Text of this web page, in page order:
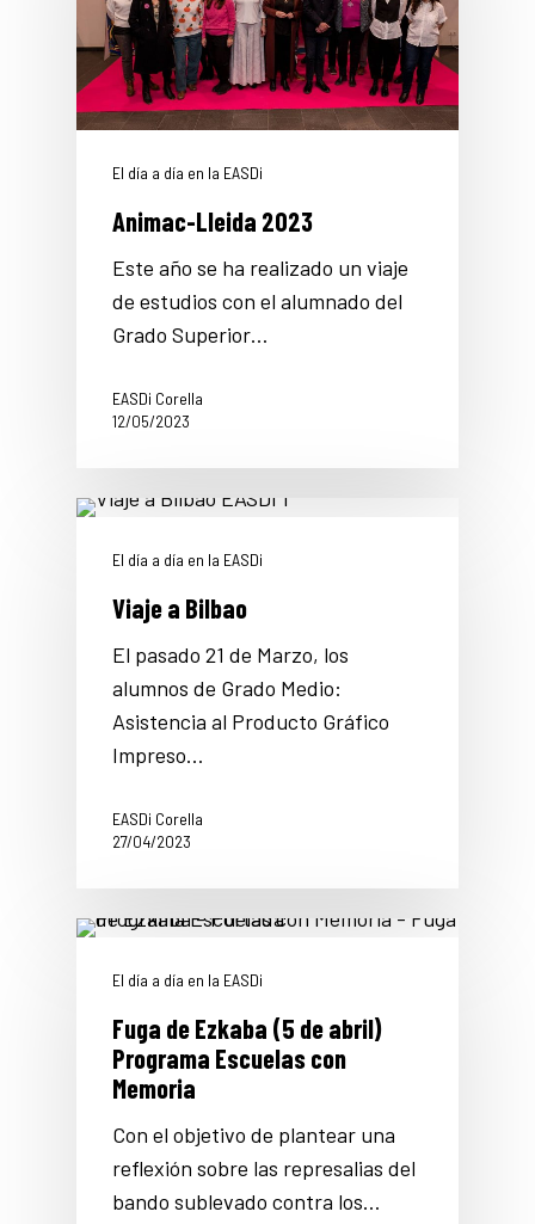
El día a día en la EASDi
Animac-Lleida 2023
Este año se ha realizado un viaje
de estudios con el alumnado del
Grado Superior…
EASDi Corella
12/05/2023
El día a día en la EASDi
Viaje a Bilbao
El pasado 21 de Marzo, los
alumnos de Grado Medio:
Asistencia al Producto Gráfico
Impreso…
EASDi Corella
27/04/2023
El día a día en la EASDi
Fuga de Ezkaba (5 de abril)
Programa Escuelas con
Memoria
Con el objetivo de plantear una
reflexión sobre las represalias del
bando sublevado contra los…